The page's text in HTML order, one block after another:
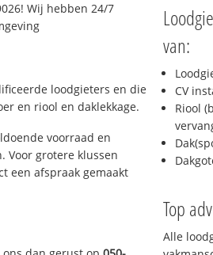
Wij hebben 24/7
loodgieters en die
en riool en daklekkage.
voorraad en
Voor grotere klussen
een afspraak gemaakt
van:
CV
Riool
Top
Alle